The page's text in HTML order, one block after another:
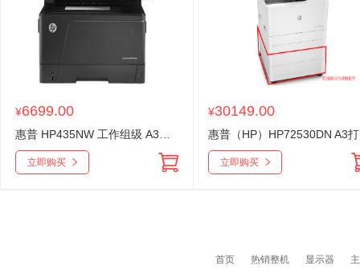
¥6699.00
立即购买
¥30149.00
立即购买
首页 热销整机 显示器